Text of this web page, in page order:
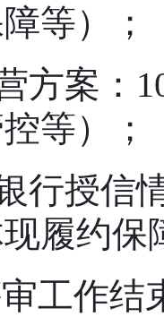
等）；
方案：
等）；
行授信
履约保
审工作